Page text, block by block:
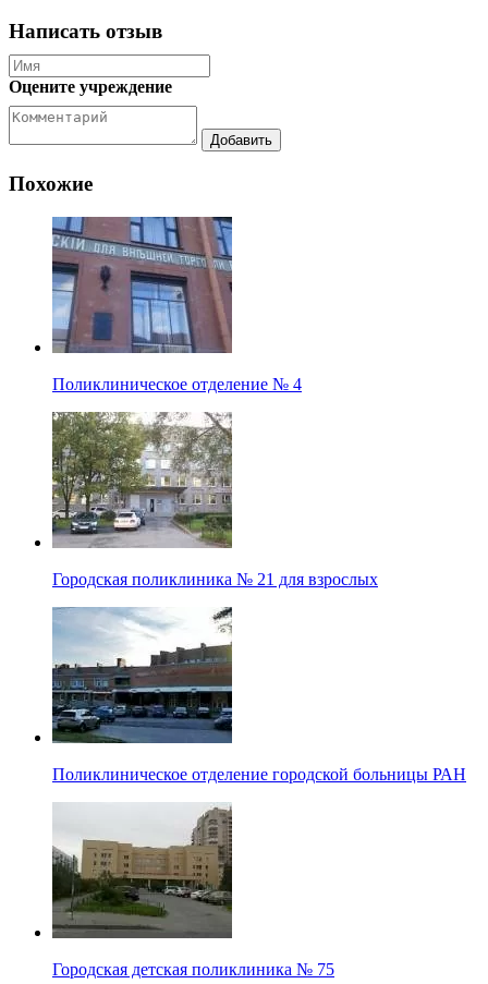
Написать отзыв
Оцените учреждение
Похожие
Поликлиническое отделение № 4
Городская поликлиника № 21 для взрослых
Поликлиническое отделение городской больницы РАН
Городская детская поликлиника № 75